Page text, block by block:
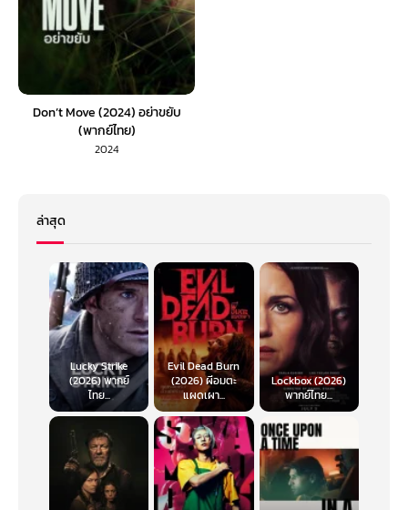
Don’t Move (2024) อย่าขยับ
(พากย์ไทย)
2024
ล่าสุด
Lucky Strike
(2026) พากย์
ไทย...
Evil Dead Burn
(2026) ผีอมตะ
แผดเผา...
Lockbox (2026)
พากย์ไทย...